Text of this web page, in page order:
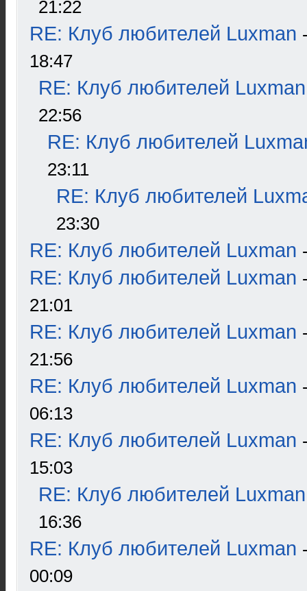
21:22
RE: Клуб любителей Luxman
18:47
RE: Клуб любителей Luxman
22:56
RE: Клуб любителей
23:11
RE: Клуб любителей
23:30
RE: Клуб любителей Luxman
RE: Клуб любителей Luxman
21:01
RE: Клуб любителей Luxman
21:56
RE: Клуб любителей Luxman
06:13
RE: Клуб любителей Luxman
15:03
RE: Клуб любителей Luxman
16:36
RE: Клуб любителей Luxman
00:09